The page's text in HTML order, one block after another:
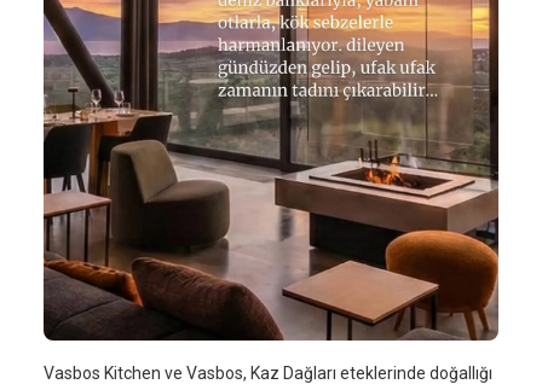
Vasbos Kitchen ve Vasbos, Kaz Dağları eteklerinde doğallığı